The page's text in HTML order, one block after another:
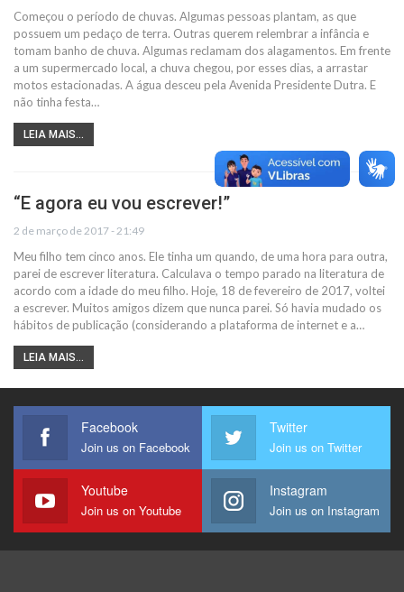
Começou o período de chuvas. Algumas pessoas plantam, as que
possuem um pedaço de terra. Outras querem relembrar a infância e
tomam banho de chuva. Algumas reclamam dos alagamentos. Em frente
a um supermercado local, a chuva chegou, por esses dias, a arrastar
motos estacionadas. A água desceu pela Avenida Presidente Dutra. E
não tinha festa…
LEIA MAIS...
“E agora eu vou escrever!”
2 de março de 2017 - 21:49
Meu filho tem cinco anos. Ele tinha um quando, de uma hora para outra,
parei de escrever literatura. Calculava o tempo parado na literatura de
acordo com a idade do meu filho. Hoje, 18 de fevereiro de 2017, voltei
a escrever. Muitos amigos dizem que nunca parei. Só havia mudado os
hábitos de publicação (considerando a plataforma de internet e a…
LEIA MAIS...
Facebook
Join us on Facebook
Twitter
Join us on Twitter
Youtube
Join us on Youtube
Instagram
Join us on Instagram